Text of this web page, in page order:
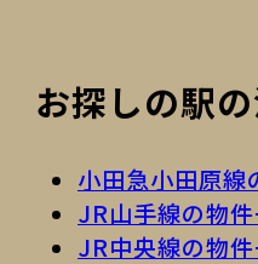
お探しの駅
小田急小田原線
JR山手線の物
JR中央線の物